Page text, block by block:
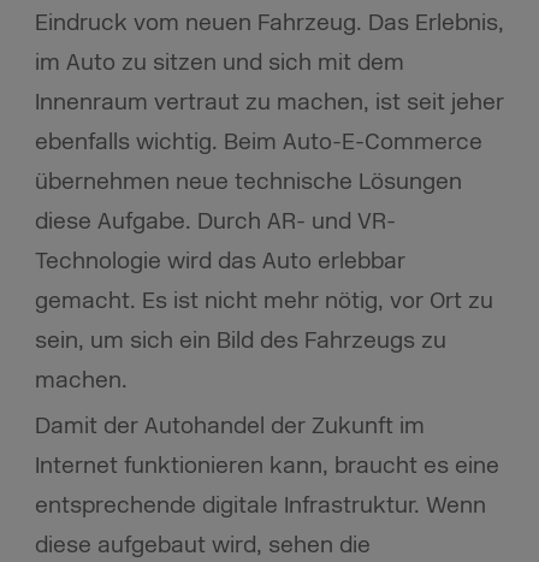
Eindruck vom neuen Fahrzeug. Das Erlebnis,
im Auto zu sitzen und sich mit dem
Innenraum vertraut zu machen, ist seit jeher
ebenfalls wichtig. Beim Auto-E-Commerce
übernehmen neue technische Lösungen
diese Aufgabe. Durch AR- und VR-
Technologie wird das Auto erlebbar
gemacht. Es ist nicht mehr nötig, vor Ort zu
sein, um sich ein Bild des Fahrzeugs zu
machen.
Damit der Autohandel der Zukunft im
Internet funktionieren kann, braucht es eine
entsprechende digitale Infrastruktur. Wenn
diese aufgebaut wird, sehen die